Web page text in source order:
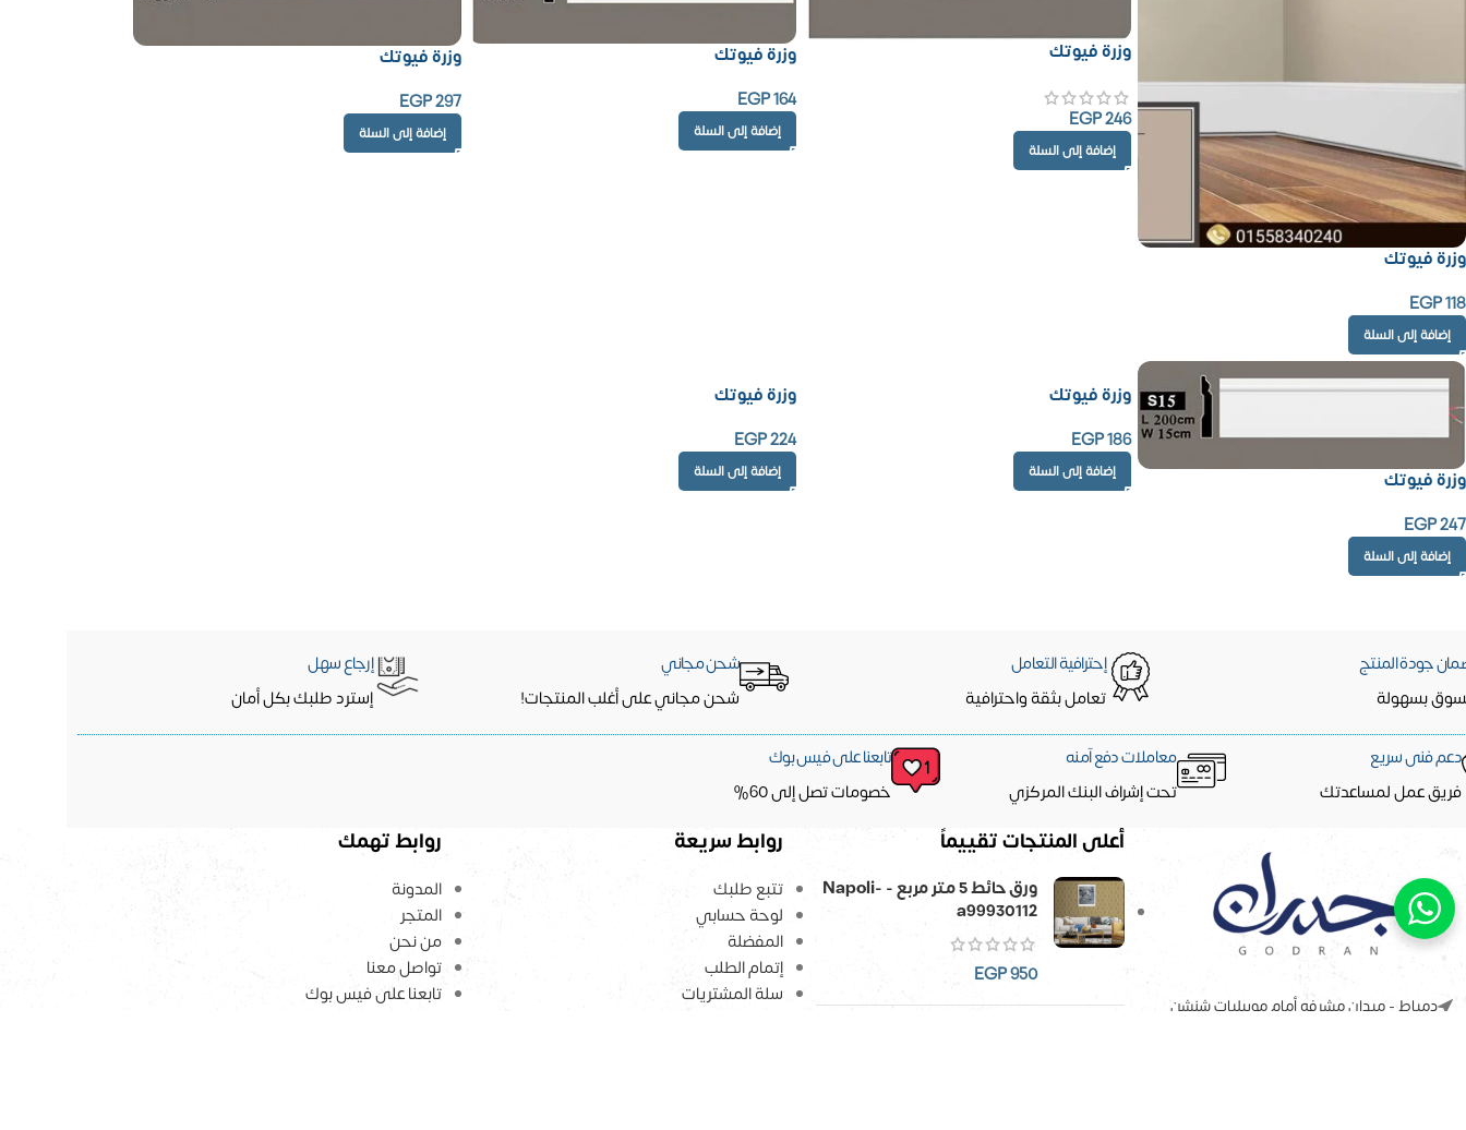
وزرة فيوتك
EGP118
إضافة إلى السلة
وزرة فيوتك
EGP246
إضافة إلى السلة
وزرة فيوتك
EGP164
إضافة إلى السلة
وزرة فيوتك
EGP297
إضافة إلى السلة
وزرة فيوتك
EGP247
إضافة إلى السلة
وزرة فيوتك
EGP186
إضافة إلى السلة
وزرة فيوتك
EGP224
إضافة إلى السلة
جودة المنتج
بسهولة
إحترافية التعامل
تعامل بثقة واحترافية
شحن مجاني
شحن مجاني على أغلب المنتجات!
إرجاع سهل
إسترد طلبك بكل أمان
دعم فنى سريع
فريق عمل لمساعدتك
معاملات دفع آمنه
تحت إشراف البنك المركزي
تابعنا على فيس بوك
خصومات تصل إلى 60%
دمياط - ميدان مشرفه أمام موبيليات شنشن
أعلى المنتجات تقييماً
ورق حائط 5 متر مربع - Napoli-
a99930112
EGP950
روابط سريعة
تتبع طلبك
لوحة حسابي
المفضلة
إتمام الطلب
سلة المشتريات
روابط تهمك
المدونة
المتجر
من نحن
تواصل معنا
تابعنا على فيس بوك